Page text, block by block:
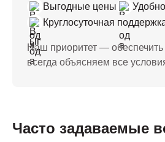
Выгодные цены
Круглосуточная
Наш приоритет —
всегда объясняем все
Часто задаваемые